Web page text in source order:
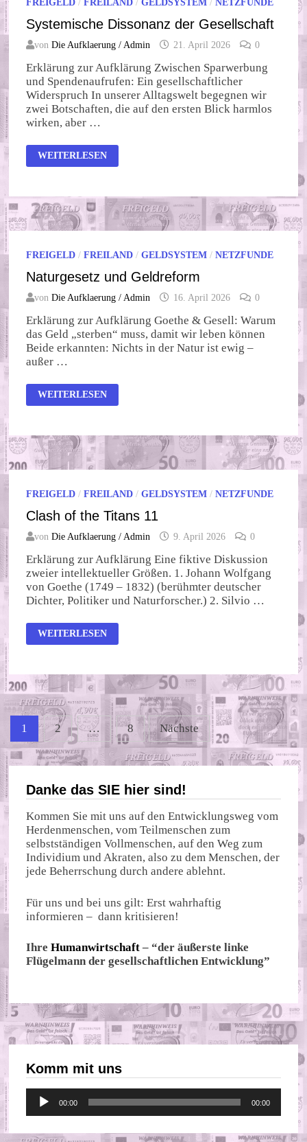
FREIGELD /FREILAND /GELDSYSTEM /NETZFUNDE
Systemische Dissonanz der Gesellschaft
vonDie Aufklaerung / Admin 21. April 2026 0
Erklärung zur Aufklärung Zwischen Sparwerbung
und Spendenaufrufen: Ein gesellschaftlicher
Widerspruch In unserer Alltagswelt begegnen wir
zwei Botschaften, die auf den ersten Blick harmlos
wirken, aber …
SYSTEMISCHE
DISSONANZ
WEITERLESEN
FREIGELD /FREILAND /GELDSYSTEM /NETZFUNDE
Naturgesetz und Geldreform
vonDie Aufklaerung / Admin 16. April 2026 0
Erklärung zur Aufklärung Goethe & Gesell: Warum
das Geld „sterben“ muss, damit wir leben können
Beide erkannten: Nichts in der Natur ist ewig –
außer …
NATURGESETZ
UND
WEITERLESEN
FREIGELD /FREILAND /GELDSYSTEM /NETZFUNDE
Clash of the Titans 11
vonDie Aufklaerung / Admin 9. April 2026 0
Erklärung zur Aufklärung Eine fiktive Diskussion
zweier intellektueller Größen. 1. Johann Wolfgang
von Goethe (1749 – 1832) (berühmter deutscher
Dichter, Politiker und Naturforscher.) 2. Silvio …
CLASH
OF
WEITERLESEN
Seitennummerierung
der
Beiträge
1 2 … 8 Nächste
Danke das SIE hier sind!
Kommen Sie mit uns auf den Entwicklungsweg vom
Herdenmenschen, vom Teilmenschen zum
selbstständigen Vollmenschen, auf den Weg zum
Individium und Akraten, also zu dem Menschen, der
jede Beherrschung durch andere ablehnt.
Für uns und bei uns gilt: Erst wahrhaftig
informieren – dann kritisieren!
IhreHumanwirtschaft – “der äußerste linke
Flügelmann der gesellschaftlichen Entwicklung”
Komm mit uns
Audio-
Player
00:00 00:00